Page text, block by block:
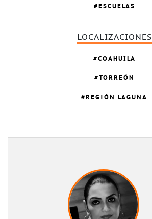
ESCUELAS
LOCALIZACIONES
COAHUILA
TORREÓN
REGIÓN LAGUNA